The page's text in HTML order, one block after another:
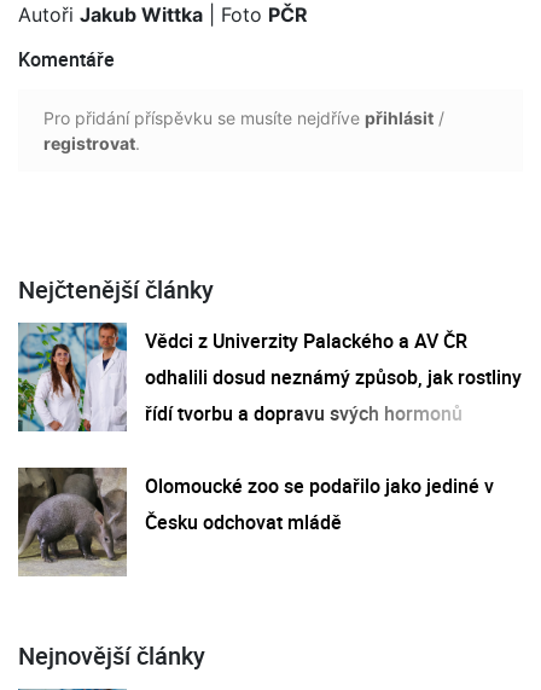
Autoři Jakub Wittka | Foto PČR
Komentáře
Pro přidání příspěvku se musíte nejdříve přihlásit /
registrovat.
Nejčtenější články
Vědci z Univerzity Palackého a AV ČR
odhalili dosud neznámý způsob, jak rostliny
řídí tvorbu a dopravu svých hormonů
Olomoucké zoo se podařilo jako jediné v
Česku odchovat mládě
Nejnovější články